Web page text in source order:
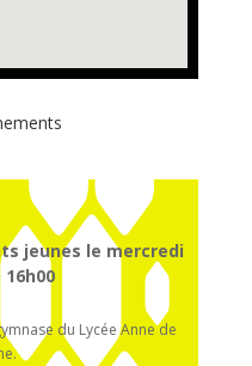
jeunes le mercredi
16h00
du Lycée Anne de